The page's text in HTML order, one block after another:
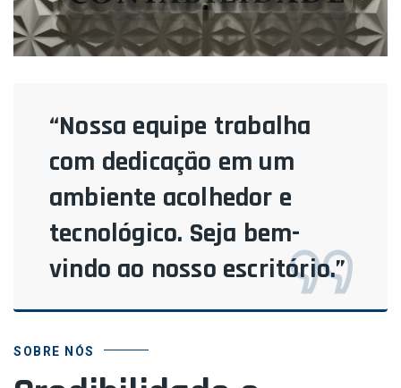
“Nossa equipe trabalha
com dedicação em um
ambiente acolhedor e
tecnológico. Seja bem-
vindo ao nosso escritório.”
SOBRE NÓS